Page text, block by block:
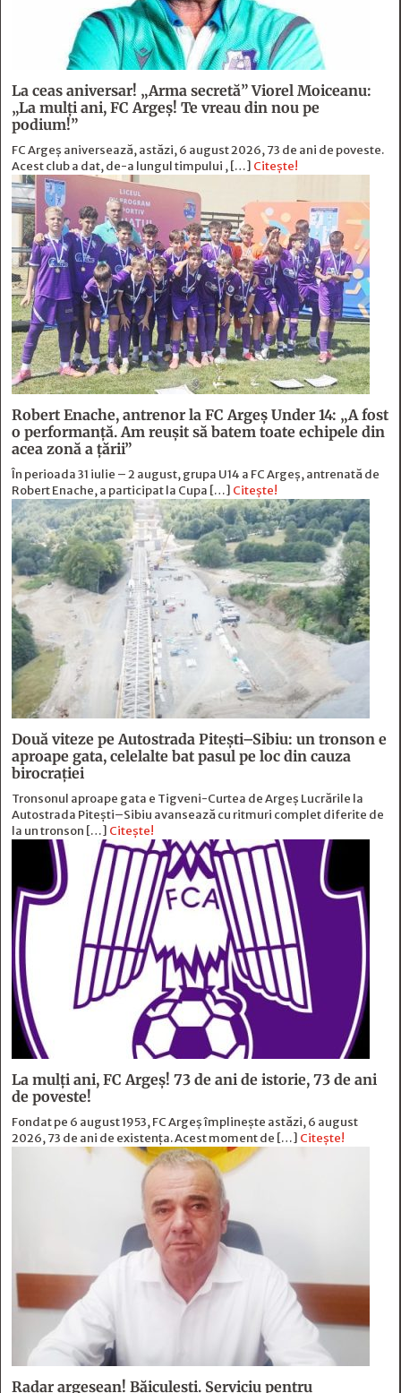
La ceas aniversar! „Arma secretă” Viorel Moiceanu:
„La mulți ani, FC Argeș! Te vreau din nou pe
podium!”
FC Argeș aniversează, astăzi, 6 august 2026, 73 de ani de poveste.
Acest club a dat, de-a lungul timpului , […] Citește!
Robert Enache, antrenor la FC Argeş Under 14: „A fost
o performanţă. Am reuşit să batem toate echipele din
acea zonă a ţării”
În perioada 31 iulie – 2 august, grupa U14 a FC Argeș, antrenată de
Robert Enache, a participat la Cupa […] Citește!
Două viteze pe Autostrada Piteşti–Sibiu: un tronson e
aproape gata, celelalte bat pasul pe loc din cauza
birocraţiei
Tronsonul aproape gata e Tigveni-Curtea de Argeș Lucrările la
Autostrada Pitești–Sibiu avansează cu ritmuri complet diferite de
la un tronson […] Citește!
La mulți ani, FC Argeș! 73 de ani de istorie, 73 de ani
de poveste!
Fondat pe 6 august 1953, FC Argeș împlinește astăzi, 6 august
2026, 73 de ani de existența. Acest moment de […] Citește!
Radar argeșean! Băiculeşti. Serviciu pentru